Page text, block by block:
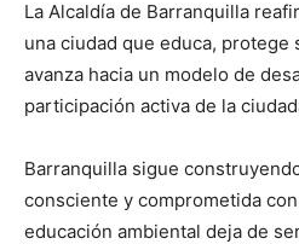
La Alcaldía de Barranquilla
una ciudad que educa, protege
avanza hacia un modelo de
participación activa de la
Barranquilla sigue
consciente y comprometida
educación ambiental deja de